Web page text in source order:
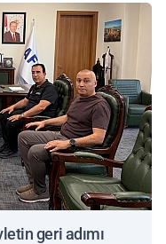
geri adımı